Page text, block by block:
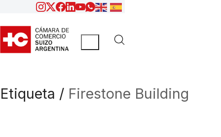
Etiqueta / Firestone Building